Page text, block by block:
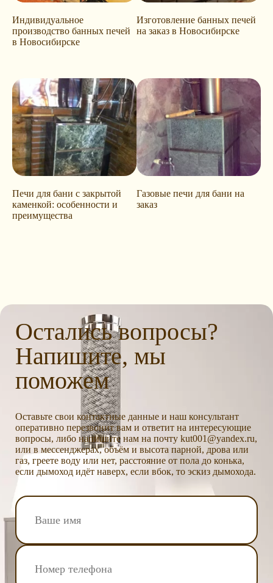
Индивидуальное
производство банных печей
в Новосибирске
Изготовление банных печей
на заказ в Новосибирске
Печи для бани с закрытой
каменкой: особенности и
преимущества
Газовые печи для бани на
заказ
Остались вопросы?
Напишите, мы
поможем
Оставьте свои контактные данные и наш консультант
оперативно перезвонит вам и ответит на интересующие
вопросы, либо напишите нам на почту kut001@yandex.ru,
или в мессенджерах, объём и высота парной, дрова или
газ, греете воду или нет, расстояние от пола до конька,
если дымоход идёт наверх, если вбок, то эскиз дымохода.